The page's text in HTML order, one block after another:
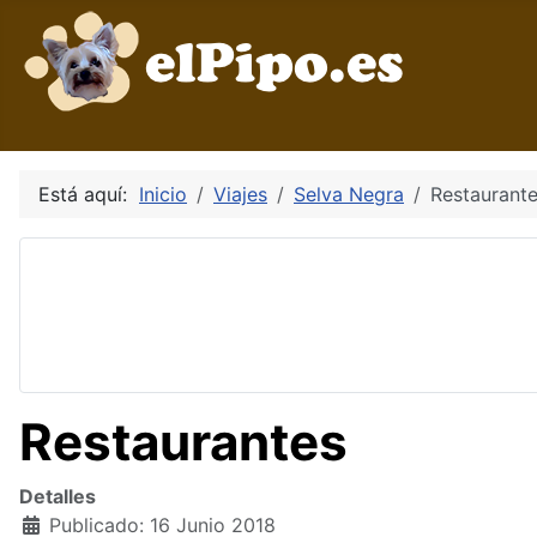
Está aquí: Inicio Viajes Selva Negra
Restaurantes
Detalles
Publicado: 16 Junio 2018